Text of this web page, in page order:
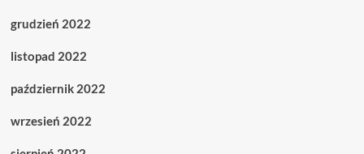
grudzień 2022
listopad 2022
październik 2022
wrzesień 2022